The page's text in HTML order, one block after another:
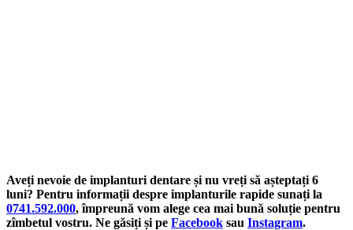
Aveți nevoie de implanturi dentare și nu vreți să așteptați 6
luni? Pentru informații despre implanturile rapide sunați la
0741.592.000, împreună vom alege cea mai bună soluție pentru
zîmbetul vostru. Ne găsiți și pe Facebook sau Instagram.